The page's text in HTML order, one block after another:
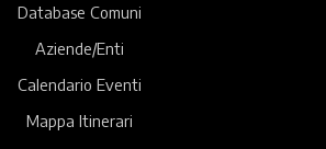
Database Comuni
Aziende/Enti
Calendario Eventi
Mappa Itinerari